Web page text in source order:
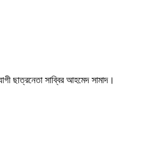
ছাত্রনেতা সাব্বির আহমেদ সামাদ।